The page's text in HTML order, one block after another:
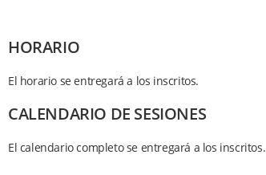
HORARIO
El horario se entregará a los inscritos.
CALENDARIO DE SESIONES
El calendario completo se entregará a los inscritos.